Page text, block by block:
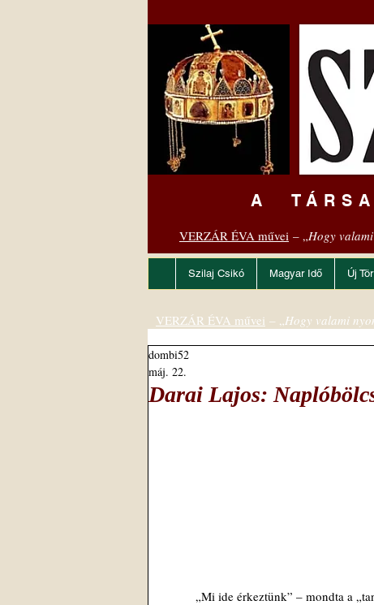
A
VERZÁR ÉVA művei – „Hogy
Szilaj Csikó Magyar Idő Új
Darai Lajos:
dombi52
máj. 22.
„Mi ide érkeztünk” – mondta a
VERZÁR ÉVA művei – „Hogy valami